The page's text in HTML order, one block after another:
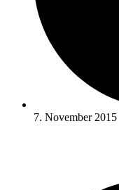
7. November 2015